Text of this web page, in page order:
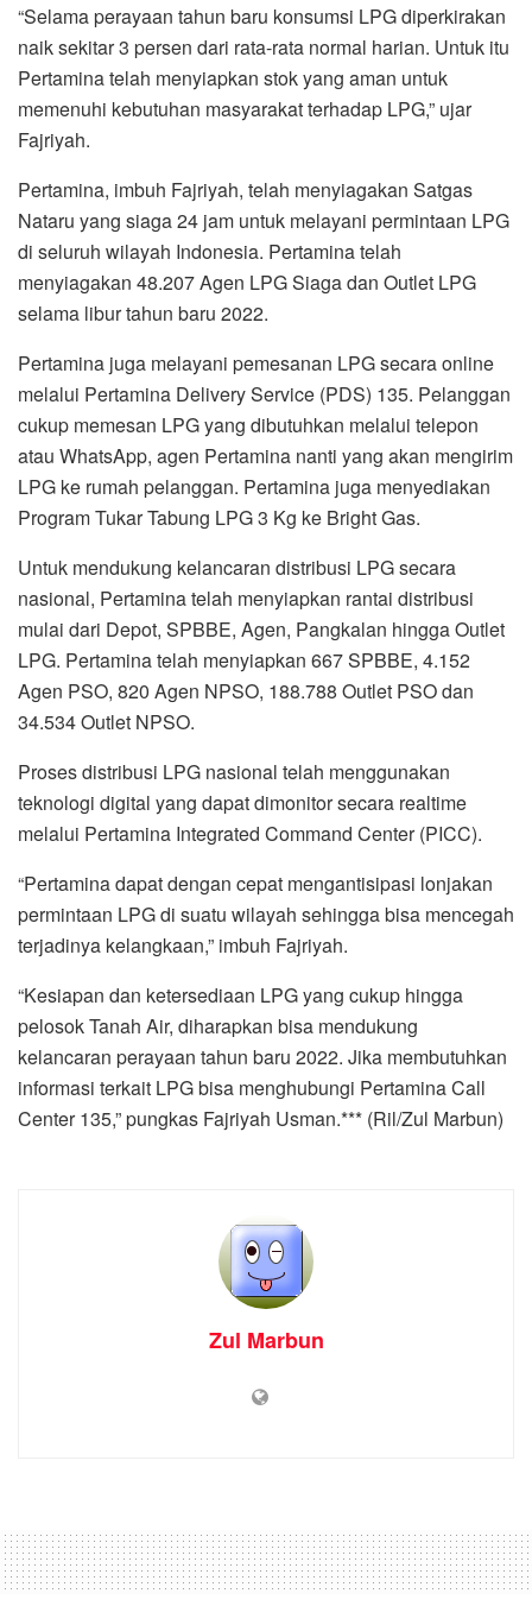
di seluruh wilayah Indonesia. Pertamina telah
menyiagakan 48.207 Agen LPG Siaga dan Outlet LPG
selama libur tahun baru 2022.
Pertamina juga melayani pemesanan LPG secara online
melalui Pertamina Delivery Service (PDS) 135. Pelanggan
cukup memesan LPG yang dibutuhkan melalui telepon
atau WhatsApp, agen Pertamina nanti yang akan mengirim
LPG ke rumah pelanggan. Pertamina juga menyediakan
Program Tukar Tabung LPG 3 Kg ke Bright Gas.
nasional, Pertamina telah menyiapkan rantai distribusi
mulai dari Depot, SPBBE, Agen, Pangkalan hingga Outlet
LPG. Pertamina telah menyiapkan 667 SPBBE, 4.152
Agen PSO, 820 Agen NPSO, 188.788 Outlet PSO dan
34.534 Outlet NPSO.
Proses distribusi LPG nasional telah menggunakan
teknologi digital yang dapat dimonitor secara realtime
melalui Pertamina Integrated Command Center (PICC).
“Pertamina dapat dengan cepat mengantisipasi lonjakan
permintaan LPG di suatu wilayah sehingga bisa mencegah
terjadinya kelangkaan,” imbuh Fajriyah.
“Kesiapan dan ketersediaan LPG yang cukup hingga
pelosok Tanah Air, diharapkan bisa mendukung
kelancaran perayaan tahun baru 2022. Jika membutuhkan
informasi terkait LPG bisa menghubungi Pertamina Call
Center 135,” pungkas Fajriyah Usman.*** (Ril/Zul Marbun)
Zul Marbun
Hadapi Pandemi dan
Ancaman Kebebasan Pers